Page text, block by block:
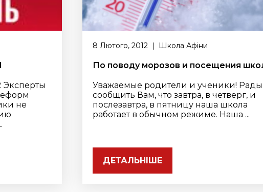
Эксперты
не
8 Лютого, 2012 | Школа Афіни
По поводу морозов и посещения
Уважаемые родители и ученики! Рады
сообщить Вам, что завтра, в четверг, и
послезавтра, в пятницу наша школа
работает в обычном режиме. Наша ...
ДЕТАЛЬНІШЕ